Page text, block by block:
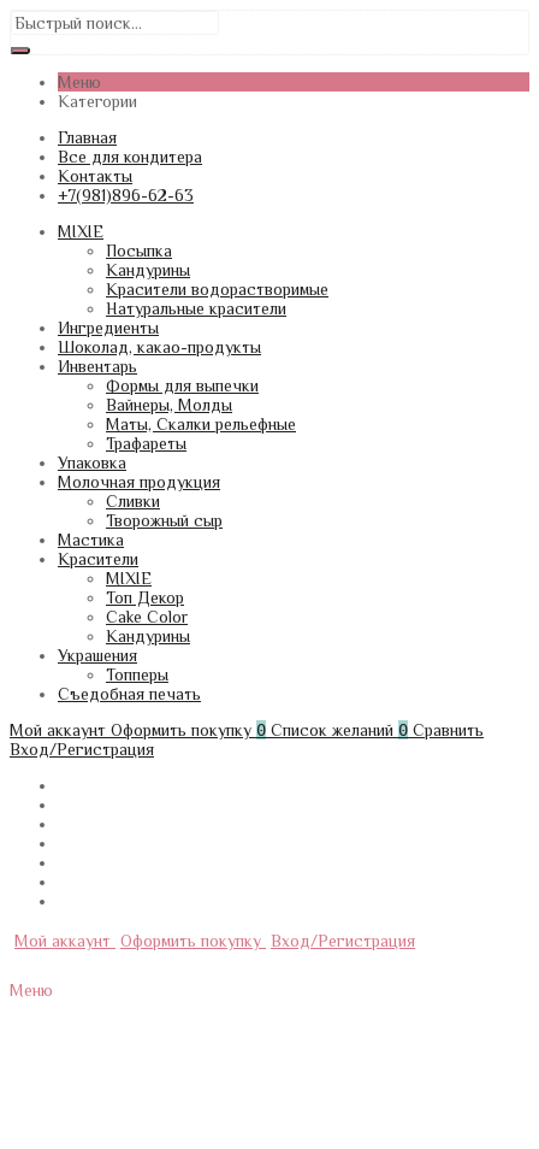
Меню
Категории
Главная
Все для кондитера
Контакты
+7(981)896-62-63
MIXIE
Посыпка
Кандурины
Красители водорастворимые
Натуральные красители
Ингредиенты
Шоколад, какао-продукты
Инвентарь
Формы для выпечки
Вайнеры, Молды
Маты, Скалки рельефные
Трафареты
Упаковка
Молочная продукция
Сливки
Творожный сыр
Мастика
Красители
MIXIE
Топ Декор
Cake Color
Кандурины
Украшения
Топперы
Съедобная печать
Мой аккаунт Оформить покупку 0 Список желаний 0 Сравнить
Вход/Регистрация
Мой аккаунт Оформить покупку Вход/Регистрация
Меню